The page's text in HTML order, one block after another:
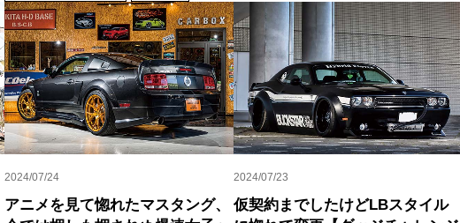
2024/07/24
アニメを見て惚れたマスタング、
2024/07/23
仮契約までしたけどLBスタイル